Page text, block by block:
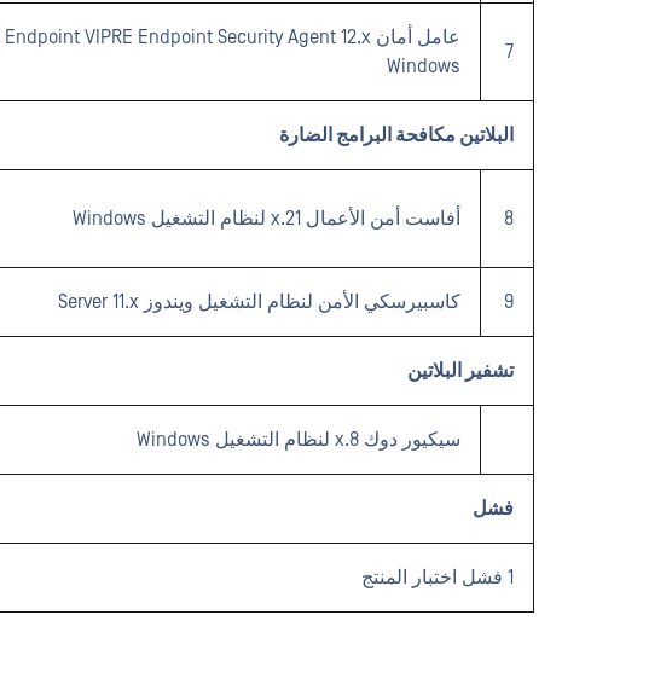
7
Windows
البلاتين مكافحة البرامج الضارة
8 أفاست أمن الأعمال 21.x لنظام التشغيل Windows
9 كاسبيرسكي الأمن لنظام التشغيل ويندوز Server 11.x
تشفير البلاتين
سيكيور دوك 8.x لنظام التشغيل Windows
فشل
1 فشل اختبار المنتج